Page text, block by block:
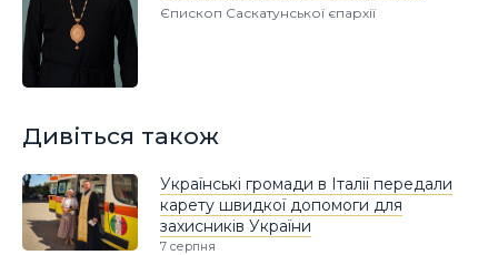
Єпископ Саскатунської єпархії
Дивіться також
Українські громади в Італії передали
карету швидкої допомоги для
захисників України
7 серпня